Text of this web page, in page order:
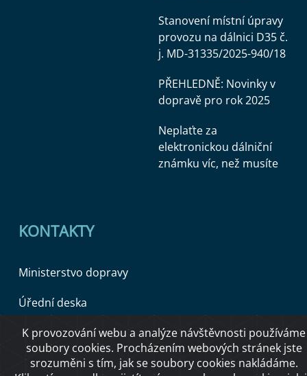
Stanovení místní úpravy
provozu na dálnici D35 č.
j. MD-31335/2025-940/18
PŘEHLEDNĚ: Novinky v
dopravě pro rok 2025
Neplaťte za
elektronickou dálniční
známku víc, než musíte
KONTAKTY
Ministerstvo dopravy
Úřední deska
Copyright © 2026 Ministerstvo dopravy ČR
K provozování webu a analýze návštěvnosti používáme
soubory cookies. Procházením webových stránek jste
srozuměni s tím, jak se soubory cookies nakládáme.